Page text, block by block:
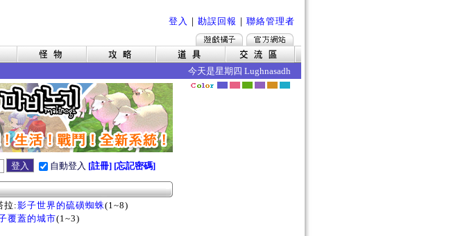
登入 ｜ 勘誤回報 ｜ 聯絡管理者
今天是星期四 Lughnasadh 今日的效果如下 ‧魔力賦予成功率
自動登入 [註冊] [忘記密碼]
拉:影子世界的硫磺蜘蛛(1~8)
覆蓋的城市(1~3)